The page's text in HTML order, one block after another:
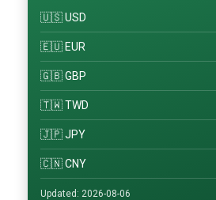
🇺🇸 USD
🇪🇺 EUR
🇬🇧 GBP
🇹🇼 TWD
🇯🇵 JPY
🇨🇳 CNY
Updated: 2026-08-06